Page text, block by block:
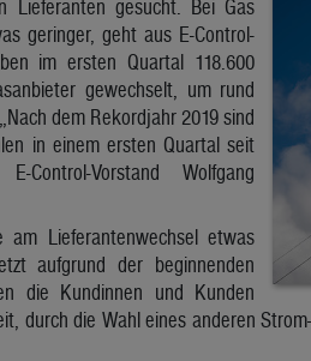
Lieferanten gesucht. Bei Gas
geringer, geht aus E-Control-
im ersten Quartal 118.600
gewechselt, um rund
dem Rekordjahr 2019 sind
in einem ersten Quartal seit
Control-Vorstand Wolfgang
Lieferantenwechsel etwas
aufgrund der beginnenden
die Kundinnen und Kunden
durch die Wahl eines anderen